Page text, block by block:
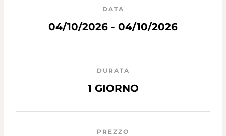
DATA
04/10/2026 - 04/10/2026
DURATA
1 GIORNO
PREZZO